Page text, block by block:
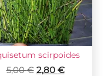
scirpoides
5,00€ 2,80 €